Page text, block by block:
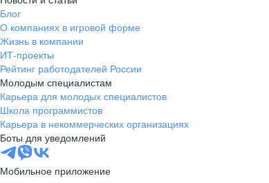
Блог
О компаниях в игровой форме
Жизнь в компании
ИТ-проекты
Рейтинг работодателей России
Молодым специалистам
Карьера для молодых специалистов
Школа программистов
Карьера в некоммерческих организациях
Боты для уведомлений
Мобильное приложение